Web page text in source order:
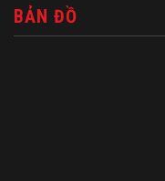
BẢN ĐỒ